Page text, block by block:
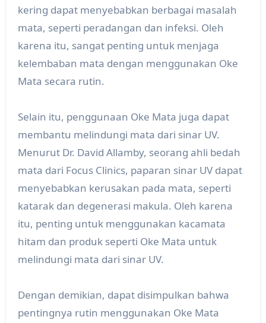
kering dapat menyebabkan berbagai masalah
mata, seperti peradangan dan infeksi. Oleh
karena itu, sangat penting untuk menjaga
kelembaban mata dengan menggunakan Oke
Mata secara rutin.
Selain itu, penggunaan Oke Mata juga dapat
membantu melindungi mata dari sinar UV.
Menurut Dr. David Allamby, seorang ahli bedah
mata dari Focus Clinics, paparan sinar UV dapat
menyebabkan kerusakan pada mata, seperti
katarak dan degenerasi makula. Oleh karena
itu, penting untuk menggunakan kacamata
hitam dan produk seperti Oke Mata untuk
melindungi mata dari sinar UV.
Dengan demikian, dapat disimpulkan bahwa
pentingnya rutin menggunakan Oke Mata